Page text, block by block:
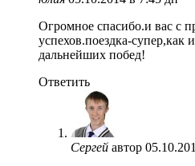
Огромное спасибо.и вас с
успехов.поездка-
дальнейших побед!
Ответить
Сергей автор